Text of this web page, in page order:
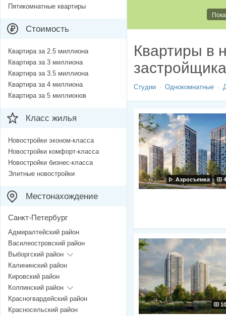
Квартиры в
застройщика
Студии Однокомнатные
Аэросъемка
Пятикомнатные квартиры
Стоимость
Квартира за 2.5 миллиона
Квартира за 3 миллиона
Квартира за 3.5 миллиона
Квартира за 4 миллиона
Квартира за 5 миллионов
Класс жилья
Новостройки эконом-класса
Новостройки комфорт-класса
Новостройки бизнес-класса
Элитные новостройки
Местонахождение
Санкт-Петербург
Адмиралтейский район
Василеостровский район
Выборгский район
Калининский район
Кировский район
Колпинский район
Красногвардейский район
Красносельский район